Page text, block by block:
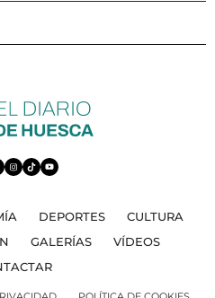
DEPORTES
CULTURA
GALERÍAS
VÍDEOS